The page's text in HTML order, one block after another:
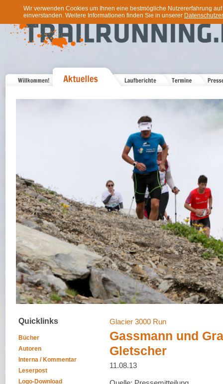
Wir verwenden Cookies um Ihnen eine bestmögliche Nutzererfahrung
einverstanden. Weitere Informationen finden Sie in unserer
Quicklinks
Bücher
Autoren
Interna / Kommentar
Leserpost
Logo-Download
Glacier 3000 Run
Gassmann und
Gletscher
11.08.13